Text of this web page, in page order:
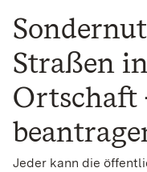
Straßen
Ortschaft
Jeder kann die